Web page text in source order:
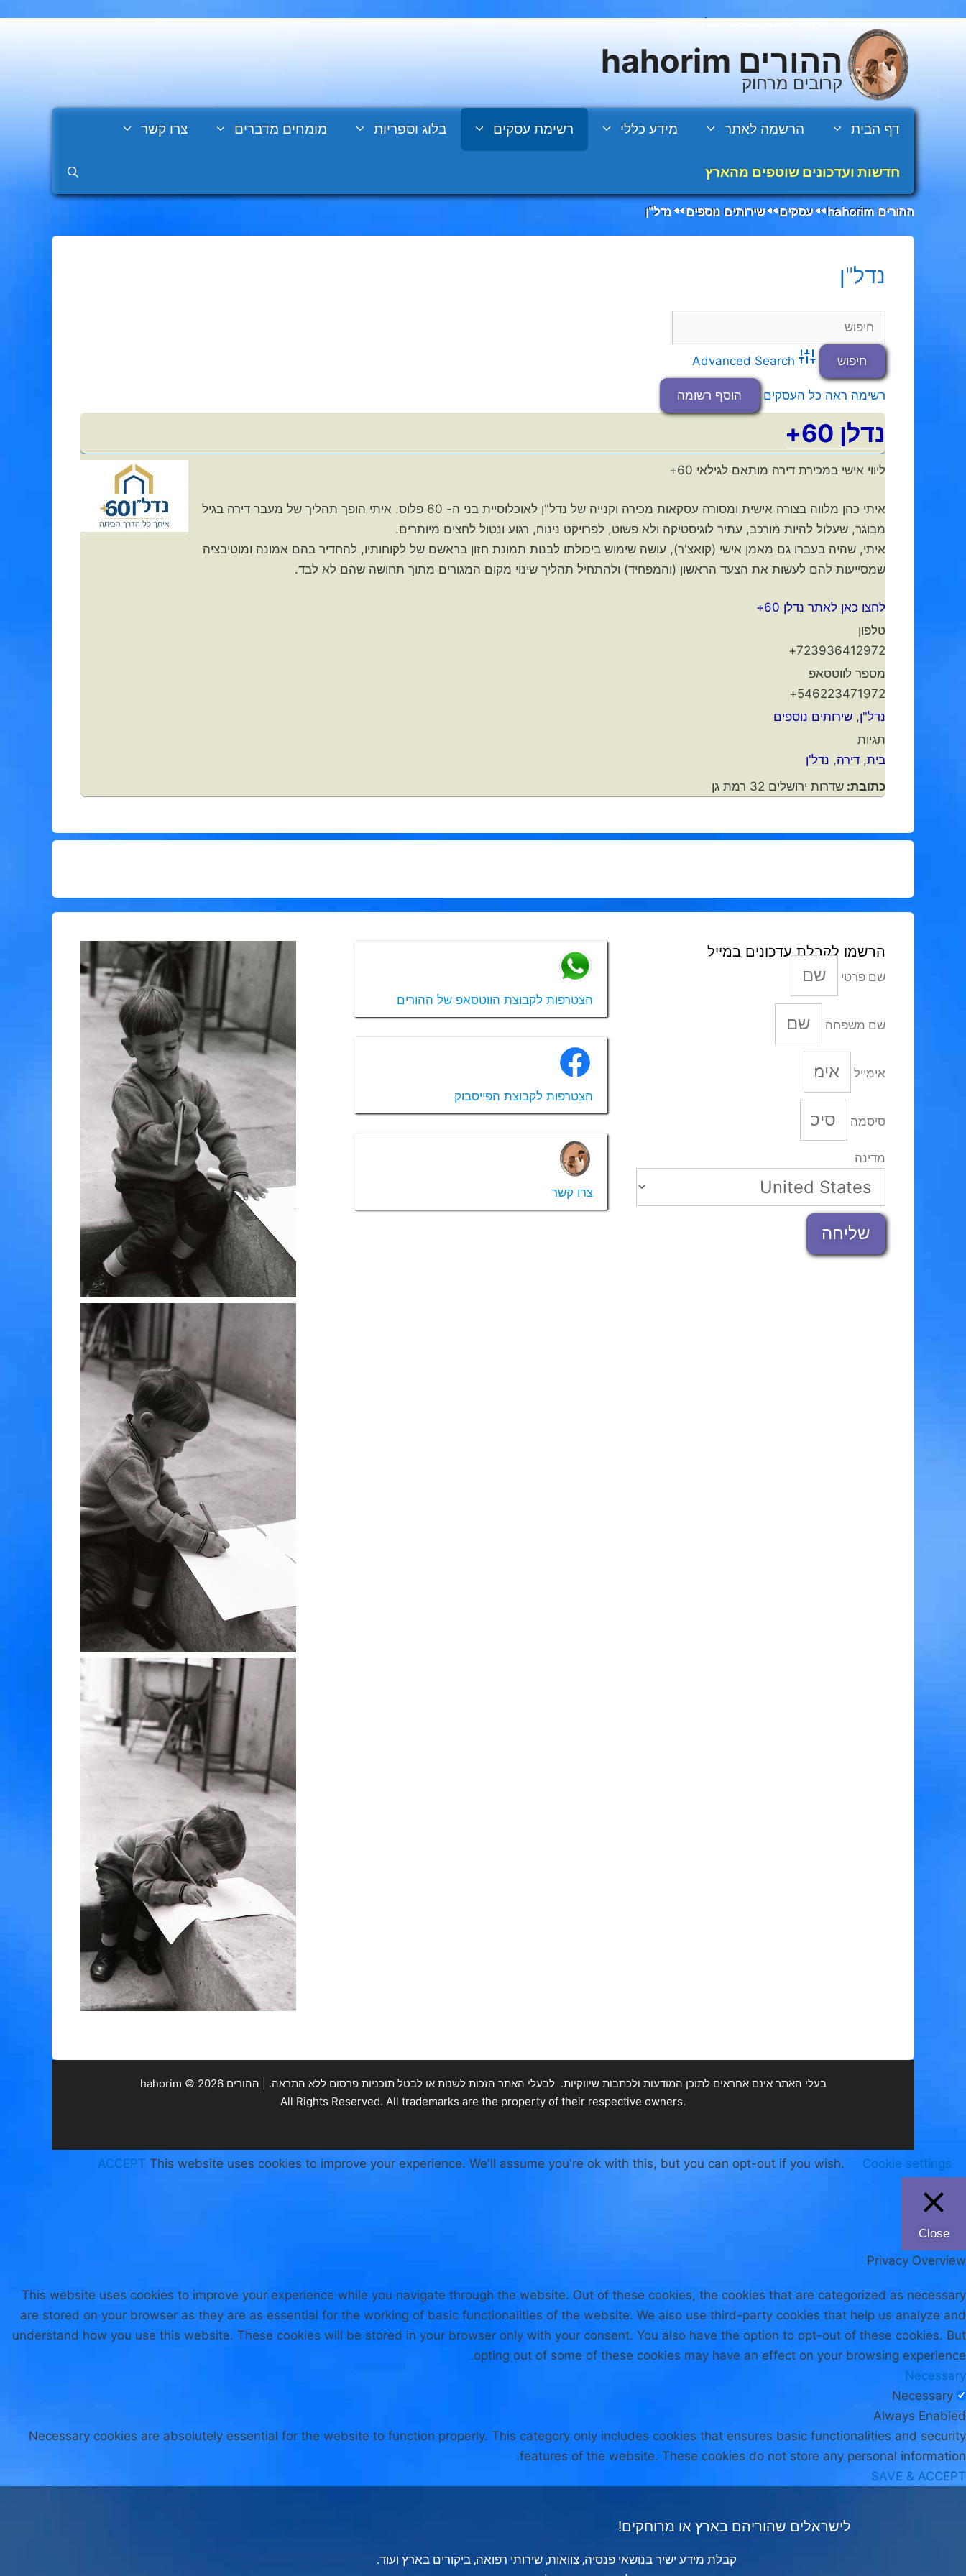
ההורים hahorim
קרובים מרחוק
דף הבית הרשמה לאתר מידע כללי רשימת עסקים בלוג וספריות מומחים מדברים צרו קשר
חדשות ועדכונים שוטפים מהארץ
ההורים hahorim ◄◄עסקים ◄◄שירותים נוספים ◄◄נדל"ן
נדל"ן
Advanced Search
רשימה ראה כל העסקים הוסף רשומה
נדלן 60+
ליווי אישי במכירת דירה מותאם לגילאי 60+
איתי כהן מלווה בצורה אישית ומסורה עסקאות מכירה וקנייה של נדל"ן לאוכלוסיית בני ה- 60 פלוס. איתי הופך תהליך של מעבר דירה בגיל
מבוגר, שעלול להיות מורכב, עתיר לוגיסטיקה ולא פשוט, לפרויקט נינוח, רגוע ונטול לחצים מיותרים.
איתי, שהיה בעברו גם מאמן אישי (קואצ'ר), עושה שימוש ביכולתו לבנות תמונת חזון בראשם של לקוחותיו, להחדיר בהם אמונה ומוטיבציה
שמסייעות להם לעשות את הצעד הראשון (והמפחיד) ולהתחיל תהליך שינוי מקום המגורים מתוך תחושה שהם לא לבד.
לחצו כאן לאתר נדלן 60+
טלפון
723936412972+
מספר לווטסאפ
546223471972+
נדל"ן, שירותים נוספים
תגיות
בית, דירה, נדל'ן
כתובת: שדרות ירושלים 32 רמת גן
הרשמו לקבלת עדכונים במייל
שם פרטי
שם משפחה
אימייל
סיסמה
מדינה
שליחה
הצטרפות לקבוצת הווטסאפ של ההורים
הצטרפות לקבוצת הפייסבוק
צרו קשר
בעלי האתר אינם אחראים לתוכן המודעות ולכתבות שיווקיות. לבעלי האתר הזכות לשנות או לבטל תוכניות פרסום ללא התראה. | ההורים hahorim ©2026
.All Rights Reserved. All trademarks are the property of their respective owners
This website uses cookies to improve your experience. We'll assume you're ok with this, but you can opt-out if you wish. Cookie settings
ACCEPT
Close
Privacy Overview
This website uses cookies to improve your experience while you navigate through the website. Out of these cookies, the cookies that are categorized as necessary
are stored on your browser as they are as essential for the working of basic functionalities of the website. We also use third-party cookies that help us analyze and
understand how you use this website. These cookies will be stored in your browser only with your consent. You also have the option to opt-out of these cookies. But
opting out of some of these cookies may have an effect on your browsing experience.
Necessary
Necessary
Always Enabled
Necessary cookies are absolutely essential for the website to function properly. This category only includes cookies that ensures basic functionalities and security
features of the website. These cookies do not store any personal information.
SAVE & ACCEPT
לישראלים שהוריהם בארץ או מרוחקים!
קבלת מידע ישיר בנושאי פנסיה, צוואות, שירותי רפואה, ביקורים בארץ ועוד.